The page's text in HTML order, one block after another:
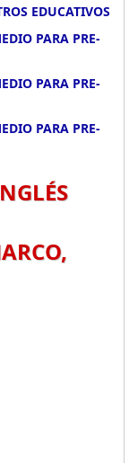
EDUCATIVOS
PARA PRE-
PARA PRE-
PARA PRE-